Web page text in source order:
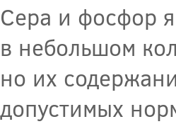
Сера и фосфор
в небольшом
но их
допустимых